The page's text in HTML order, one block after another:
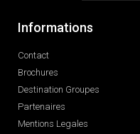
Informations
Contact
Brochures
Destination Groupes
Partenaires
Mentions Legales